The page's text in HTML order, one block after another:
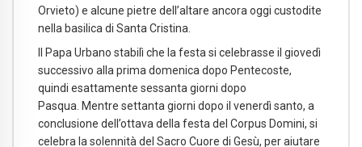
Orvieto) e alcune pietre dell’altare ancora oggi custodite
nella basilica di Santa Cristina.
Il Papa Urbano stabilì che la festa si celebrasse il giovedì
successivo alla prima domenica dopo Pentecoste,
quindi esattamente sessanta giorni dopo
Pasqua. Mentre settanta giorni dopo il venerdì santo, a
conclusione dell’ottava della festa del Corpus Domini, si
celebra la solennità del Sacro Cuore di Gesù, per aiutare